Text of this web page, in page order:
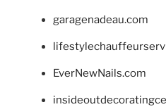
garagenadeau.com
EverNewNails.com